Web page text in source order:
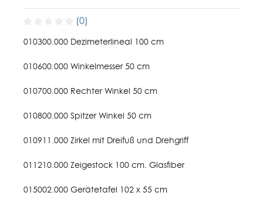
(0)
010300.000 Dezimeterlineal 100 cm
010600.000 Winkelmesser 50 cm
010700.000 Rechter Winkel 50 cm
010800.000 Spitzer Winkel 50 cm
010911.000 Zirkel mit Dreifuß und Drehgriff
011210.000 Zeigestock 100 cm. Glasfiber
015002.000 Gerätetafel 102 x 55 cm